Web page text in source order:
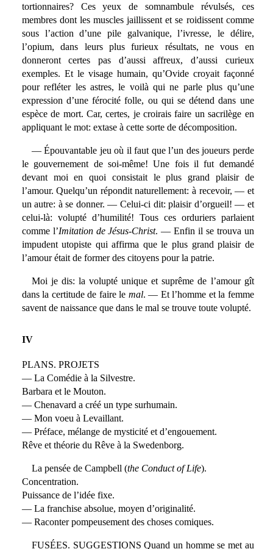
tortionnaires? Ces yeux de somnambule révulsés, ces
membres dont les muscles jaillissent et se roidissent comme
sous l’action d’une pile galvanique, l’ivresse, le délire,
l’opium, dans leurs plus furieux résultats, ne vous en
donneront certes pas d’aussi affreux, d’aussi curieux
exemples. Et le visage humain, qu’Ovide croyait façonné
pour refléter les astres, le voilà qui ne parle plus qu’une
expression d’une férocité folle, ou qui se détend dans une
espèce de mort. Car, certes, je croirais faire un sacrilège en
appliquant le mot: extase à cette sorte de décomposition.
— Épouvantable jeu où il faut que l’un des joueurs perde
le gouvernement de soi-même! Une fois il fut demandé
devant moi en quoi consistait le plus grand plaisir de
l’amour. Quelqu’un répondit naturellement: à recevoir, — et
un autre: à se donner. — Celui-ci dit: plaisir d’orgueil! — et
celui-là: volupté d’humilité! Tous ces orduriers parlaient
comme l’Imitation de Jésus-Christ. — Enfin il se trouva un
impudent utopiste qui affirma que le plus grand plaisir de
l’amour était de former des citoyens pour la patrie.
Moi je dis: la volupté unique et suprême de l’amour gît
dans la certitude de faire le mal. — Et l’homme et la femme
savent de naissance que dans le mal se trouve toute volupté.
IV
PLANS. PROJETS
— La Comédie à la Silvestre.
Barbara et le Mouton.
— Chenavard a créé un type surhumain.
— Mon voeu à Levaillant.
— Préface, mélange de mysticité et d’engouement.
Rêve et théorie du Rêve à la Swedenborg.
La pensée de Campbell (the Conduct of Life).
Concentration.
Puissance de l’idée fixe.
— La franchise absolue, moyen d’originalité.
— Raconter pompeusement des choses comiques.
FUSÉES. SUGGESTIONS Quand un homme se met au